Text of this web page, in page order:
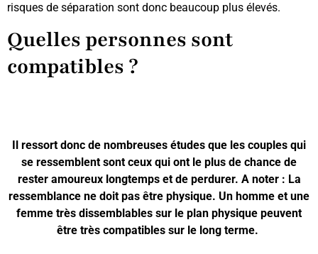
risques de séparation sont donc beaucoup plus élevés.
Quelles personnes sont
compatibles ?
Il ressort donc de nombreuses études que les couples qui
se ressemblent sont ceux qui ont le plus de chance de
rester amoureux longtemps et de perdurer. A noter : La
ressemblance ne doit pas être physique. Un homme et une
femme très dissemblables sur le plan physique peuvent
être très compatibles sur le long terme.